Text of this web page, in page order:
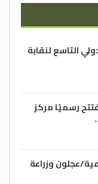
التاسع لنقابة
رسميًا مركز
عجلون وزراعة